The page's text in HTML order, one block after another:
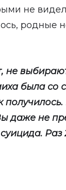
не
родные
не
была со
даже не